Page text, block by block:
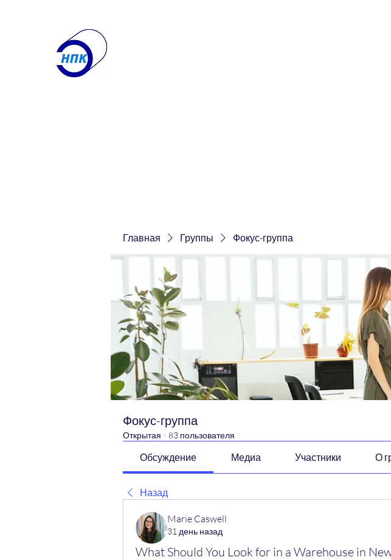
Главная Группы Фокус-группа
Фокус-группа
Открытая · 83 пользователя
Обсуждение Медиа Участники О
Назад
Marie Caswell
31 день назад
What Should You Look for in a Warehouse in